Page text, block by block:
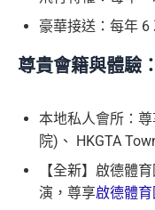
豪華接送：每年 6
尊貴會籍與體驗：
本地私人會所：
院)、 HKGTA
【全新】啟德體
演，尊享啟德體